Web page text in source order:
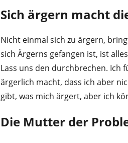
Sich ärgern macht
Nicht einmal sich zu ärgern,
sich Ärgerns gefangen ist, ist
Lass uns den durchbrechen. Ich
ärgerlich macht, dass ich aber
gibt, was mich ärgert, aber ich
Die Mutter der